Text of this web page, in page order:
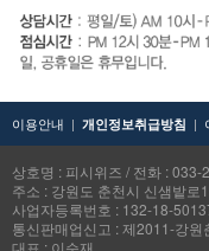
이용안내 | 개인정보취급방침 |
상호명 : 피시위즈 / 전화 : 033-
주소 : 강원도 춘천시 신샘밭로
사업자등록번호 : 132-18-
통신판매업신고 : 제2011-강원